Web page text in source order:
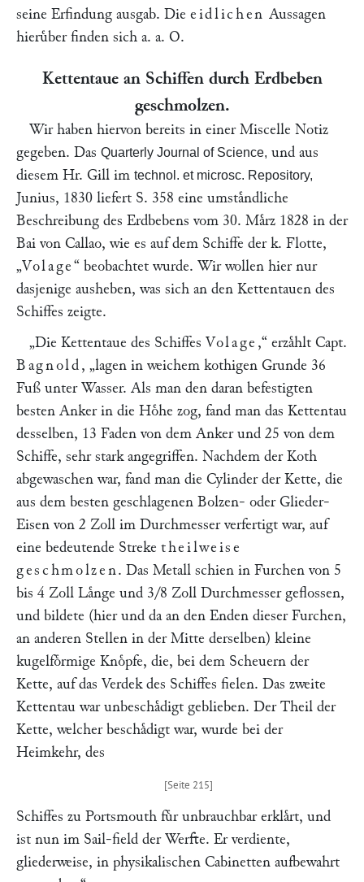
seine Erfindung ausgab. Die eidlichen Aussagen
hieruͤber finden sich a. a. O.
Kettentaue an Schiffen durch Erdbeben
geschmolzen.
Wir haben hiervon bereits in einer Miscelle Notiz
gegeben. Das Quarterly Journal of Science, und aus
diesem Hr. Gill im technol. et microsc. Repository,
Junius, 1830 liefert S. 358 eine umstaͤndliche
Beschreibung des Erdbebens vom 30. Maͤrz 1828 in der
Bai von Callao, wie es auf dem Schiffe der k. Flotte,
„Volage “ beobachtet wurde. Wir wollen hier nur
dasjenige ausheben, was sich an den Kettentauen des
Schiffes zeigte.
„Die Kettentaue des Schiffes Volage ,“ erzaͤhlt Capt.
Bagnold , „lagen in weichem kothigen Grunde 36
Fuß unter Wasser. Als man den daran befestigten
besten Anker in die Hoͤhe zog, fand man das Kettentau
desselben, 13 Faden von dem Anker und 25 von dem
Schiffe, sehr stark angegriffen. Nachdem der Koth
abgewaschen war, fand man die Cylinder der Kette, die
aus dem besten geschlagenen Bolzen- oder Glieder-
Eisen von 2 Zoll im Durchmesser verfertigt war, auf
eine bedeutende Streke theilweise
geschmolzen. Das Metall schien in Furchen von 5
bis 4 Zoll Laͤnge und 3/8 Zoll Durchmesser geflossen,
und bildete (hier und da an den Enden dieser Furchen,
an anderen Stellen in der Mitte derselben) kleine
kugelfoͤrmige Knoͤpfe, die, bei dem Scheuern der
Kette, auf das Verdek des Schiffes fielen. Das zweite
Kettentau war unbeschaͤdigt geblieben. Der Theil der
Kette, welcher beschaͤdigt war, wurde bei der
Heimkehr, des
Schiffes zu Portsmouth fuͤr unbrauchbar erklaͤrt, und
ist nun im Sail-field der Werfte. Er verdiente,
gliederweise, in physikalischen Cabinetten aufbewahrt